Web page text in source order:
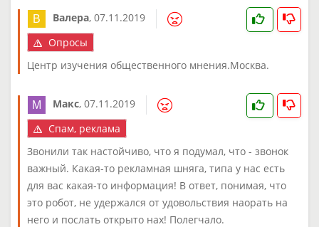
Валера, 07.11.2019
Опросы
Центр изучения общественного мнения.Москва.
Макс, 07.11.2019
Спам, реклама
Звонили так настойчиво, что я подумал, что - звонок
важный. Какая-то рекламная шняга, типа у нас есть
для вас какая-то информация! В ответ, понимая, что
это робот, не удержался от удовольствия наорать на
него и послать открыто наx! Полегчало.